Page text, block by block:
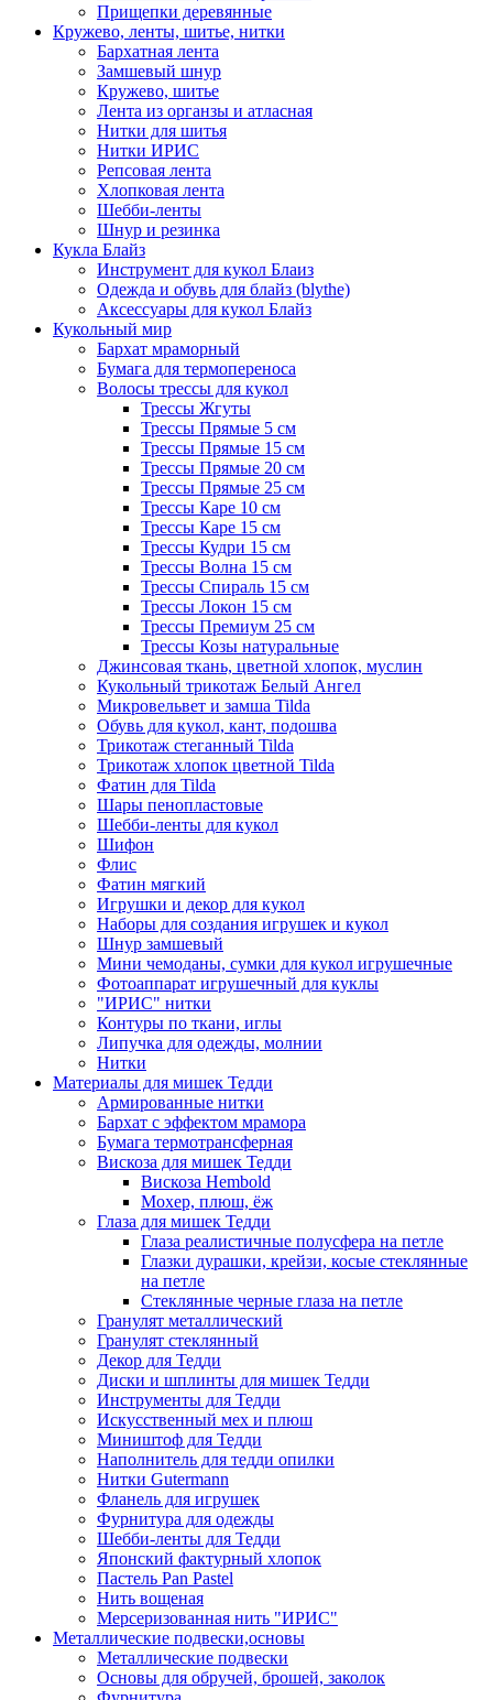
Прищепки деревянные
Кружево, ленты, шитье, нитки
Бархатная лента
Замшевый шнур
Кружево, шитье
Лента из органзы и атласная
Нитки для шитья
Нитки ИРИС
Репсовая лента
Хлопковая лента
Шебби-ленты
Шнур и резинка
Кукла Блайз
Инструмент для кукол Блаиз
Одежда и обувь для блайз (blythe)
Аксессуары для кукол Блайз
Кукольный мир
Бархат мраморный
Бумага для термопереноса
Волосы трессы для кукол
Трессы Жгуты
Трессы Прямые 5 см
Трессы Прямые 15 см
Трессы Прямые 20 см
Трессы Прямые 25 см
Трессы Каре 10 см
Трессы Каре 15 см
Трессы Кудри 15 см
Трессы Волна 15 см
Трессы Спираль 15 см
Трессы Локон 15 см
Трессы Премиум 25 см
Трессы Козы натуральные
Джинсовая ткань, цветной хлопок, муслин
Кукольный трикотаж Белый Ангел
Микровельвет и замша Tilda
Обувь для кукол, кант, подошва
Трикотаж стеганный Tilda
Трикотаж хлопок цветной Tilda
Фатин для Tilda
Шары пенопластовые
Шебби-ленты для кукол
Шифон
Флис
Фатин мягкий
Игрушки и декор для кукол
Наборы для создания игрушек и кукол
Шнур замшевый
Мини чемоданы, сумки для кукол игрушечные
Фотоаппарат игрушечный для куклы
"ИРИС" нитки
Контуры по ткани, иглы
Липучка для одежды, молнии
Нитки
Материалы для мишек Тедди
Армированные нитки
Бархат с эффектом мрамора
Бумага термотрансферная
Вискоза для мишек Тедди
Вискоза Hembold
Мохер, плюш, ёж
Глаза для мишек Тедди
Глаза реалистичные полусфера на петле
Глазки дурашки, крейзи, косые стеклянные
на петле
Стеклянные черные глаза на петле
Гранулят металлический
Гранулят стеклянный
Декор для Тедди
Диски и шплинты для мишек Тедди
Инструменты для Тедди
Искусственный мех и плюш
Миништоф для Тедди
Наполнитель для тедди опилки
Нитки Gutermann
Фланель для игрушек
Фурнитура для одежды
Шебби-ленты для Тедди
Японский фактурный хлопок
Пастель Pan Pastel
Нить вощеная
Мерсеризованная нить "ИРИС"
Металлические подвески,основы
Металлические подвески
Основы для обручей, брошей, заколок